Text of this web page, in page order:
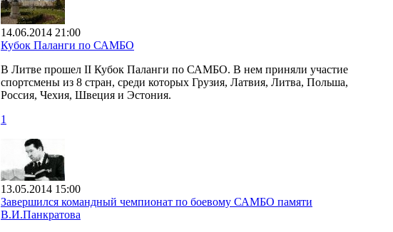
14.06.2014 21:00
Кубок Паланги по САМБО
В Литве прошел II Кубок Паланги по САМБО. В нем приняли участие
спортсмены из 8 стран, среди которых Грузия, Латвия, Литва, Польша,
Россия, Чехия, Швеция и Эстония.
1
13.05.2014 15:00
Завершился командный чемпионат по боевому САМБО памяти
В.И.Панкратова